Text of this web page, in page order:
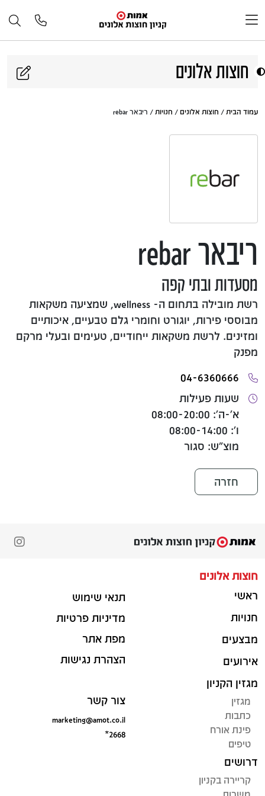
חוצות אלונים
עמוד הבית / חוצות אלונים / חנויות / ריבאר rebar
ריבאר rebar
מסעדות ובתי קפה
רשת מובילה בתחום ה- wellness, שמציעה משקאות
מבוססי פירות, יוגורט וחומרי גלם טבעיים, איכותיים
ומזינים. לרשת משקאות ייחודיים, טעימים ובעלי מרקם
מפנק
04-6360666
שעות פעילות
א'-ה': 08:00-20:00
ו': 08:00-14:00
מוצ"ש: סגור
חזרה
חוצות אלונים
ראשי
חנויות
מבצעים
אירועים
מגזין הקניון
מגזין
כתבות
פינת אורח
טיפים
דרושים
קריירה בקניון
תנאי שימוש
מדיניות פרטיות
מפת אתר
הצהרת נגישות
צור קשר
marketing@amot.co.il
*2668